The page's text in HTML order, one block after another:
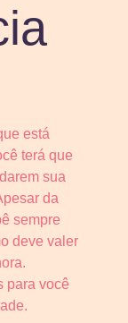
está
terá que
sua
da
sempre
deve valer
para você